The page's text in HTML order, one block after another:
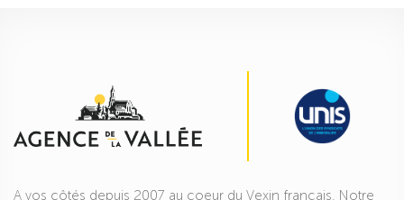
A vos côtés depuis 2007 au coeur du Vexin français. Notre